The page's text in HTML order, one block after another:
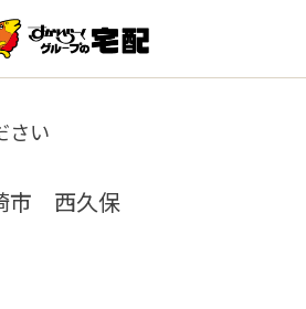
さい
市 西久保